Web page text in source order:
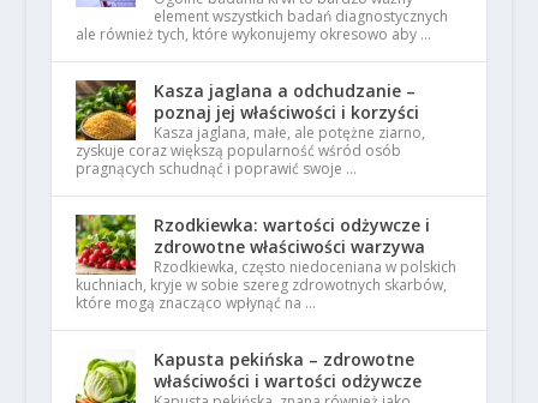
element wszystkich badań diagnostycznych
ale również tych, które wykonujemy okresowo aby …
Kasza jaglana a odchudzanie –
poznaj jej właściwości i korzyści
Kasza jaglana, małe, ale potężne ziarno,
zyskuje coraz większą popularność wśród osób
pragnących schudnąć i poprawić swoje …
Rzodkiewka: wartości odżywcze i
zdrowotne właściwości warzywa
Rzodkiewka, często niedoceniana w polskich
kuchniach, kryje w sobie szereg zdrowotnych skarbów,
które mogą znacząco wpłynąć na …
Kapusta pekińska – zdrowotne
właściwości i wartości odżywcze